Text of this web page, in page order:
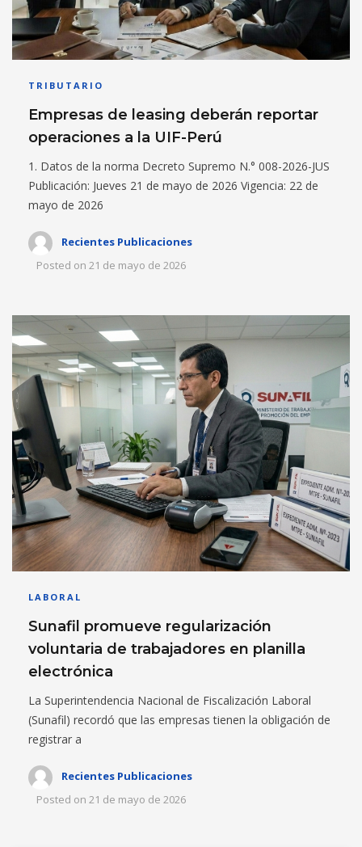
TRIBUTARIO
Empresas de leasing deberán reportar
operaciones a la UIF-Perú
1. Datos de la norma Decreto Supremo N.° 008-2026-JUS
Publicación: Jueves 21 de mayo de 2026 Vigencia: 22 de
mayo de 2026
Recientes Publicaciones
Posted on 21 de mayo de 2026
LABORAL
Sunafil promueve regularización
voluntaria de trabajadores en planilla
electrónica
La Superintendencia Nacional de Fiscalización Laboral
(Sunafil) recordó que las empresas tienen la obligación de
registrar a
Recientes Publicaciones
Posted on 21 de mayo de 2026